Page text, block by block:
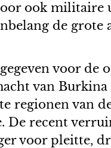
ook
de grote
voor de
van
regionen van
De recent
voor pleitte,